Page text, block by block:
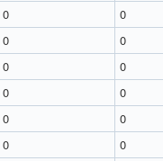
0 0
0 0
0 0
0 0
0 0
0 0